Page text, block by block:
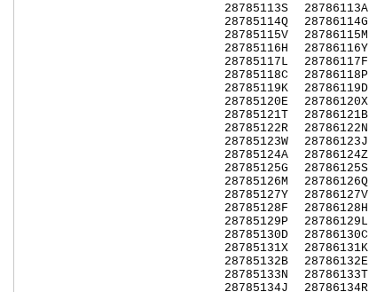
28785113S
28785114Q
28785115V
28785116H
28785117L
28785118C
28785119K
28785120E
28785121T
28785122R
28785123W
28785124A
28785125G
28785126M
28785127Y
28785128F
28785129P
28785130D
28785131X
28785132B
28785133N
28785134J
28786113A
28786114G
28786115M
28786116Y
28786117F
28786118P
28786119D
28786120X
28786121B
28786122N
28786123J
28786124Z
28786125S
28786126Q
28786127V
28786128H
28786129L
28786130C
28786131K
28786132E
28786133T
28786134R